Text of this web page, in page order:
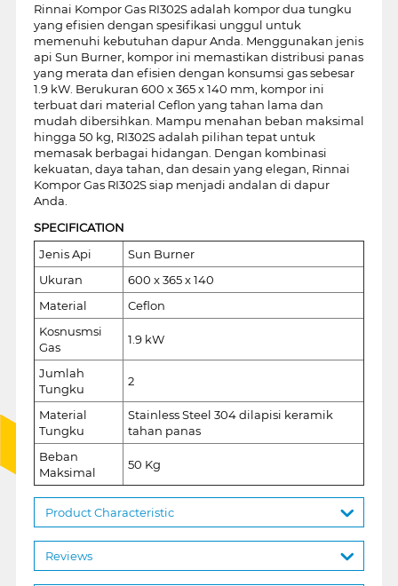
Rinnai Kompor Gas RI302S adalah kompor dua tungku
yang efisien dengan spesifikasi unggul untuk
memenuhi kebutuhan dapur Anda. Menggunakan jenis
api Sun Burner, kompor ini memastikan distribusi panas
yang merata dan efisien dengan konsumsi gas sebesar
1.9 kW. Berukuran 600 x 365 x 140 mm, kompor ini
terbuat dari material Ceflon yang tahan lama dan
mudah dibersihkan. Mampu menahan beban maksimal
hingga 50 kg, RI302S adalah pilihan tepat untuk
memasak berbagai hidangan. Dengan kombinasi
kekuatan, daya tahan, dan desain yang elegan, Rinnai
Kompor Gas RI302S siap menjadi andalan di dapur
Anda.
SPECIFICATION
Jenis Api
Sun Burner
Ukuran
600 x 365 x 140
Material
Ceflon
Kosnusmsi
Gas
1.9 kW
Jumlah
Tungku
2
Material
Tungku
Stainless Steel 304 dilapisi keramik
tahan panas
Beban
Maksimal
50 Kg
Product Characteristic
Reviews